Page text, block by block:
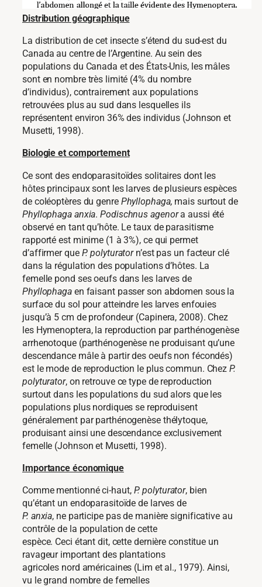
Distribution géographique
La distribution de cet insecte s’étend du sud-est du
Canada au centre de l’Argentine. Au sein des
populations du Canada et des États-Unis, les mâles
sont en nombre très limité (4% du nombre
d’individus), contrairement aux populations
retrouvées plus au sud dans lesquelles ils
représentent environ 36% des individus (Johnson et
Musetti, 1998).
Biologie et comportement
Ce sont des endoparasitoïdes solitaires dont les
hôtes principaux sont les larves de plusieurs espèces
de coléoptères du genre Phyllophaga, mais surtout de
Phyllophaga anxia.Podischnus agenora aussi été
observé en tant qu’hôte. Le taux de parasitisme
rapporté est minime (1 à 3%), ce qui permet
d’affirmer que P. polyturatorn’est pas un facteur clé
dans la régulation des populations d’hôtes. La
femelle pond ses oeufs dans les larves de
Phyllophagaen faisant passer son abdomen sous la
surface du sol pour atteindre les larves enfouies
jusqu’à 5 cm de profondeur (Capinera, 2008). Chez
les Hymenoptera, la reproduction par parthénogenèse
arrhenotoque (parthénogenèse ne produisant qu’une
descendance mâle à partir des oeufs non fécondés)
est le mode de reproduction le plus commun. ChezP.
polyturator, on retrouve ce type de reproduction
surtout dans les populations du sud alors que les
populations plus nordiques se reproduisent
généralement par parthénogenèse thélytoque,
produisant ainsi une descendance exclusivement
femelle (Johnson et Musetti, 1998).
Importance économique
Comme mentionné ci-haut, P. polyturator, bien
qu’étant un endoparasitoïde de larves de
P. anxia, ne participe pas de manière significative au
contrôle de la population de cette
espèce. Ceci étant dit, cette dernière constitue un
ravageur important des plantations
agricoles nord américaines (Lim et al., 1979). Ainsi,
vu le grand nombre de femelles